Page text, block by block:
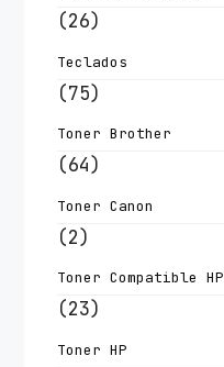
(26)
Teclados
(75)
Toner Brother
(64)
Toner Canon
(2)
Toner Compatible HP
(23)
Toner HP